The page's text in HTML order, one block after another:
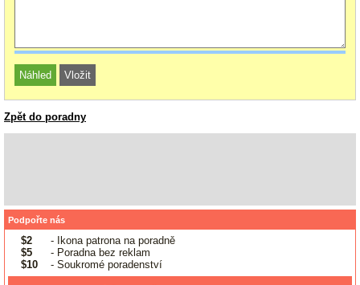
Zpět do poradny
Podpořte nás
$2
- Ikona patrona na poradně
$5
- Poradna bez reklam
$10
- Soukromé poradenství